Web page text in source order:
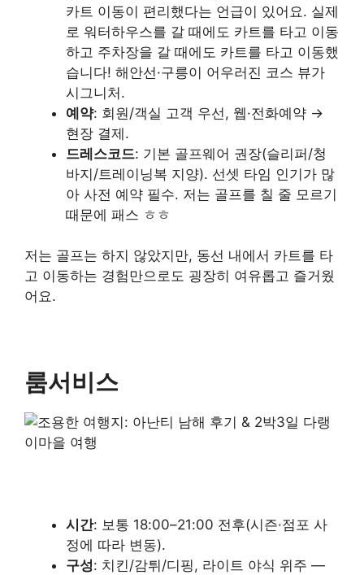
카트 이동이 편리했다는 언급이 있어요. 실제
로 워터하우스를 갈 때에도 카트를 타고 이동
하고 주차장을 갈 때에도 카트를 타고 이동했
습니다! 해안선·구릉이 어우러진 코스 뷰가
시그니처.
예약: 회원/객실 고객 우선, 웹·전화예약 →
현장 결제.
드레스코드: 기본 골프웨어 권장(슬리퍼/청
바지/트레이닝복 지양). 선셋 타임 인기가 많
아 사전 예약 필수. 저는 골프를 칠 줄 모르기
때문에 패스 ㅎㅎ
저는 골프는 하지 않았지만, 동선 내에서 카트를 타
고 이동하는 경험만으로도 굉장히 여유롭고 즐거웠
어요.
룸서비스
시간: 보통 18:00–21:00 전후(시즌·점포 사
정에 따라 변동).
구성: 치킨/감튀/디핑, 라이트 야식 위주 —